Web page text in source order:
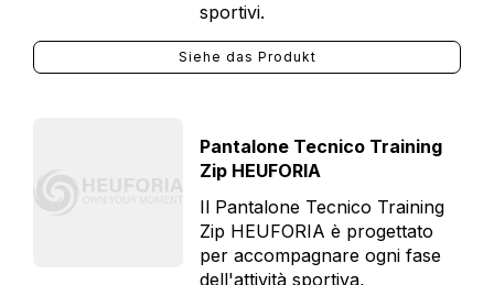
sportivi.
Siehe das Produkt
Pantalone Tecnico Training
Zip HEUFORIA
Il Pantalone Tecnico Training
Zip HEUFORIA è progettato
per accompagnare ogni fase
dell'attività sportiva,